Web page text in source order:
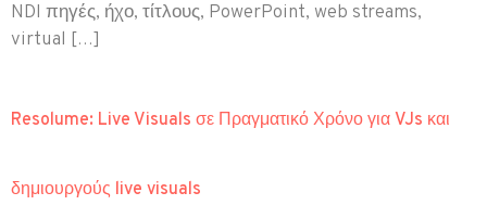
NDI πηγές, ήχο, τίτλους, PowerPoint, web streams,
virtual […]
Resolume: Live Visuals σε Πραγματικό Χρόνο για VJs και
δημιουργούς live visuals